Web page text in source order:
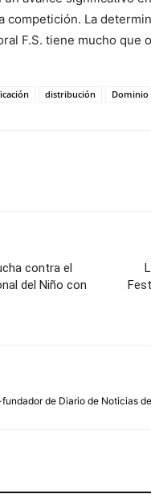
competición. La
F.S. tiene mucho que
distribución Dominio
contra el
del Niño con
de Diario de Noticias